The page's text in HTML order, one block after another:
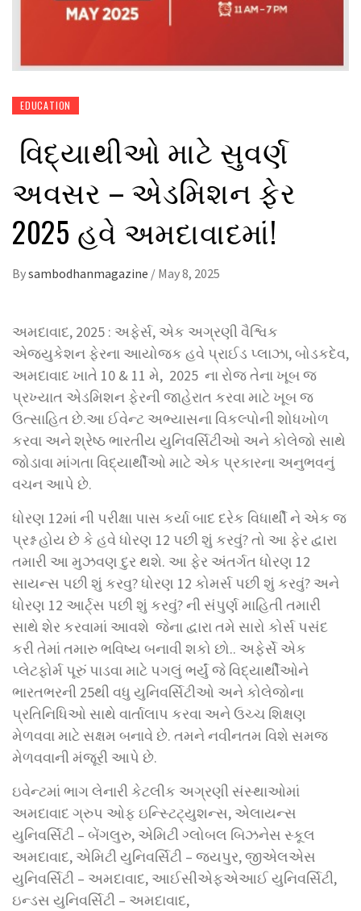
EDUCATION
વિદ્યાથીઓ માટે સુવર્ણ
અવસર – એડમિશન ફેર
2025 હવે અમદાવાદમાં!
Bysambodhanmagazine / May 8, 2025
અમદાવાદ, 2025 : અફેર્સ, એક અગ્રણી વૈશ્વિક
એજ્યુકેશન ફેરના આયોજક હવે પ્રાઈડ પ્લાઝા, બોડકદેવ,
અમદાવાદ ખાતે 10 & 11 મે, 2025 ના રોજ તેના ખૂબ જ
પ્રખ્યાત એડમિશન ફેરની જાહેરાત કરવા માટે ખૂબ જ
ઉત્સાહિત છે.આ ઈવેન્ટ અભ્યાસના વિકલ્પોની શોધખોળ
કરવા અને શ્રેષ્ઠ ભારતીય યુનિવર્સિટીઓ અને કોલેજો સાથે
જોડાવા માંગતા વિદ્યાર્થીઓ માટે એક પ્રકારના અનુભવનું
વચન આપે છે.
ધોરણ 12માં ની પરીક્ષા પાસ કર્યા બાદ દરેક વિધાર્થી ને એક જ
પ્રશ્ન હોય છે કે હવે ધોરણ 12 પછી શું કરવું? તો આ ફેર દ્વારા
તમારી આ મુઝવણ દુર થશે. આ ફેર અંતર્ગત ધોરણ 12
સાયન્સ પછી શું કરવુ? ધોરણ 12 કોમર્સ પછી શું કરવું? અને
ધોરણ 12 આર્ટ્સ પછી શું કરવું? ની સંપુર્ણ માહિતી તમારી
સાથે શેર કરવામાં આવશે જેના દ્વારા તમે સારો કોર્સ પસંદ
કરી તેમાં તમારુ ભવિષ્ય બનાવી શકો છો.. અફેર્સે એક
પ્લેટફોર્મ પૂરું પાડવા માટે પગલું ભર્યું જે વિદ્યાર્થીઓને
ભારતભરની 25થી વધુ યુનિવર્સિટીઓ અને કોલેજોના
પ્રતિનિધિઓ સાથે વાર્તાલાપ કરવા અને ઉચ્ચ શિક્ષણ
મેળવવા માટે સક્ષમ બનાવે છે. તમને નવીનતમ વિશે સમજ
મેળવવાની મંજૂરી આપે છે.
ઇવેન્ટમાં ભાગ લેનારી કેટલીક અગ્રણી સંસ્થાઓમાં
અમદાવાદ ગ્રુપ ઓફ ઇન્સ્ટિટ્યુશન્સ, એલાયન્સ
યુનિવર્સિટી – બેંગલુરુ, એમિટી ગ્લોબલ બિઝનેસ સ્કૂલ
અમદાવાદ, એમિટી યુનિવર્સિટી – જયપુર, જીએલએસ
યુનિવર્સિટી – અમદાવાદ, આઈસીએફએઆઈ યુનિવર્સિટી,
ઇન્ડસ યુનિવર્સિટી – અમદાવાદ,